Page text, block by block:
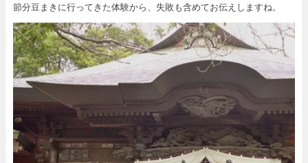
節分豆まきに行ってきた体験から、失敗も含めてお伝えしますね。